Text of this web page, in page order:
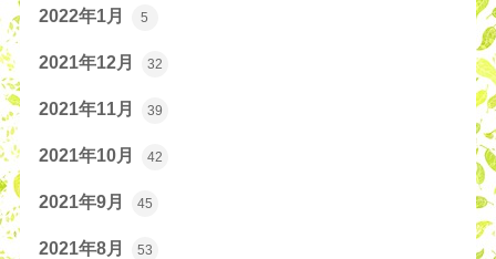
2022年1月 5
2021年12月 32
2021年11月 39
2021年10月 42
2021年9月 45
2021年8月 53